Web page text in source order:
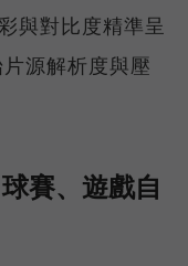
與對比度精準呈
源解析度與壓
賽、遊戲自